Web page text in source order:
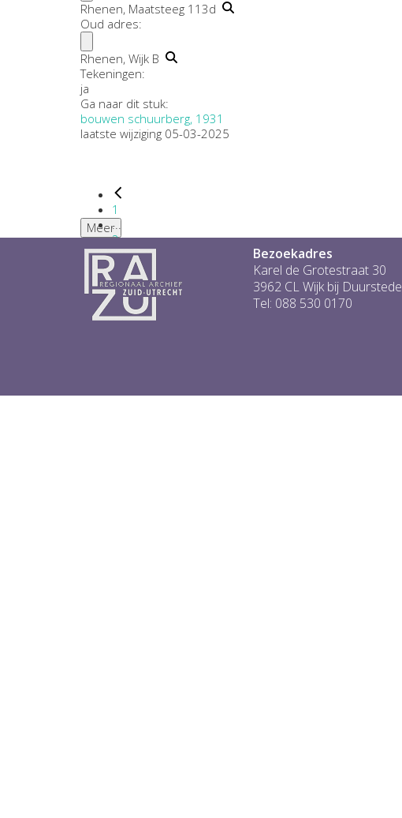
Rhenen, Maatsteeg 113d
Oud adres:
Rhenen, Wijk B
Tekeningen:
ja
Ga naar dit stuk:
bouwen schuurberg, 1931
laatste wijziging 05-03-2025
1
...
2
3
4
5
6
...
Meer
Bezoekadres
Karel de Grotestraat 30
3962 CL Wijk bij Duurstede
Tel: 088 530 0170